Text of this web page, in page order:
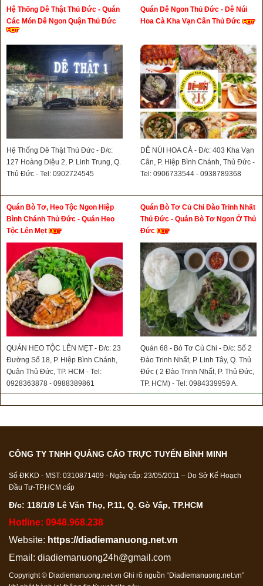
Hệ Thống Dê Thật Thủ Đức - Quán
Các Món Dê Ngon Quận Thủ Đức
Hệ Thống Dê Thật Thủ Đức - Đ/c:
127 Hoàng Diệu 2, P. Linh Trung, Q.
Thủ Đức - Tel: 0902724545
Quán Dê Ngon Thủ Đức - Dê Núi
Hoa Cà Kha Vạn Cân Thủ Đức
DÊ NÚI HOA CÀ - Đ/c: 403 Kha Vạn
Cân, P. Hiệp Bình Chánh, Thủ Đức -
Tel: 0906733544 - 0938789368
Quán Bò Tơ, Heo Tộc Ngon Hiệp
Bình Chánh Thủ Đức - Quán Heo
Tộc Lên Mẹt
QUÁN HEO TỘC LÊN MẸT - Đ/c: 23
Đường Số 18, P. Hiệp Bình Chánh,
Quận Thủ Đức, TP. HCM - Tel:
0928363878 - 0988389861
Quán Bò Tơ Củ Chi Đào Trinh Nhất
Thủ Đức - Quán Bò Tơ Ngon Ở Thủ
Đức
Quán 68 - Bò Tơ Củ Chi - Đ/c: Số 2
Đào Trinh Nhất, P. Linh Tây, Q. Thủ
Đức ( 2 Đào Trinh Nhất, P. Thủ Đức,
TP. HCM) - Tel: 0984339959 A.
Trọng - 0973613831 A. Sơn
CÔNG TY TNHH QUẢNG CÁO TRỰC TUYẾN BÌNH MINH
Số ĐKKD - MST: 0310871409 - Ngày cấp: 23/05/2011 – Do Sở Kế Hoạch
Đầu Tư-TP.HCM cấp
Đ/c: 118/1/9 Lê Văn Thọ, P.11, Q. Gò Vấp, TP.HCM
Hotline: 0948.968.238
Website: https://diadiemanuong.net.vn
Email: diadiemanuong24h@gmail.com
Copyright © Diadiemanuong.net.vn Ghi rõ nguồn “Diadiemanuong.net.vn”